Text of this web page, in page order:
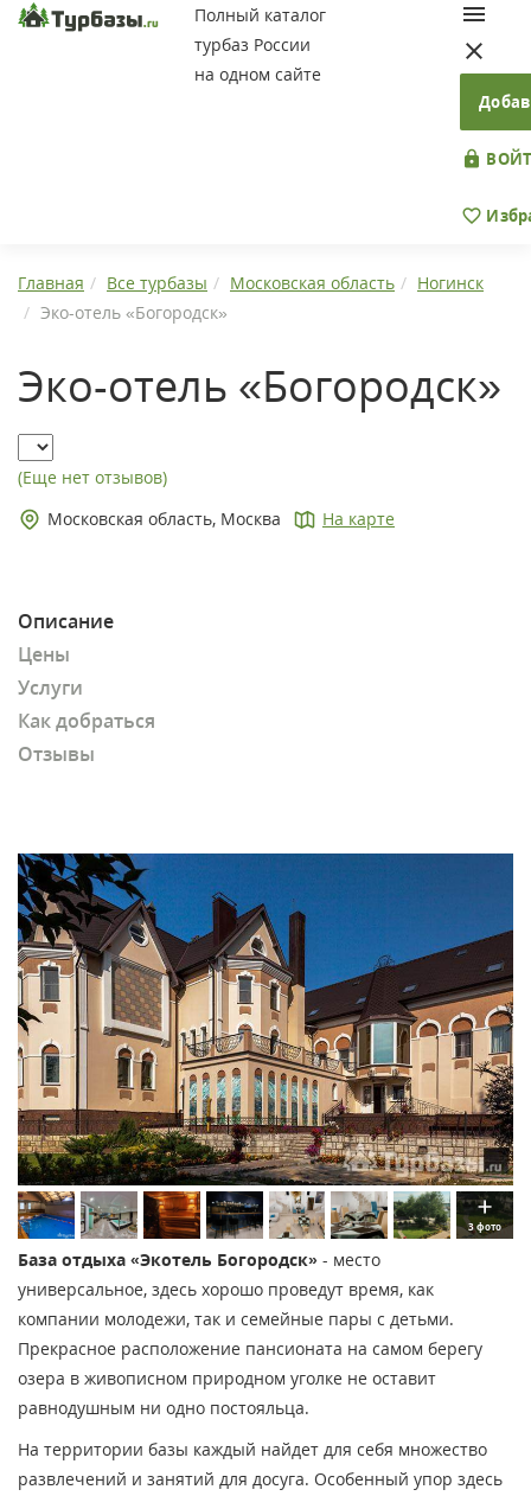
Полный каталог
турбаз России
на одном сайте
Главная Все турбазы Московская область
Ногинск
Эко-отель «Богородск»
Эко-отель «Богородск»
(Еще нет отзывов)
Московская область, Москва
На карте
Описание
Цены
Услуги
Как добраться
Отзывы
3 фото
База отдыха «Экотель Богородск» - место
универсальное, здесь хорошо проведут время, как
компании молодежи, так и семейные пары с детьми.
Прекрасное расположение пансионата на самом берегу
озера в живописном природном уголке не оставит
равнодушным ни одно постояльца.
На территории базы каждый найдет для себя множество
развлечений и занятий для досуга. Особенный упор здесь